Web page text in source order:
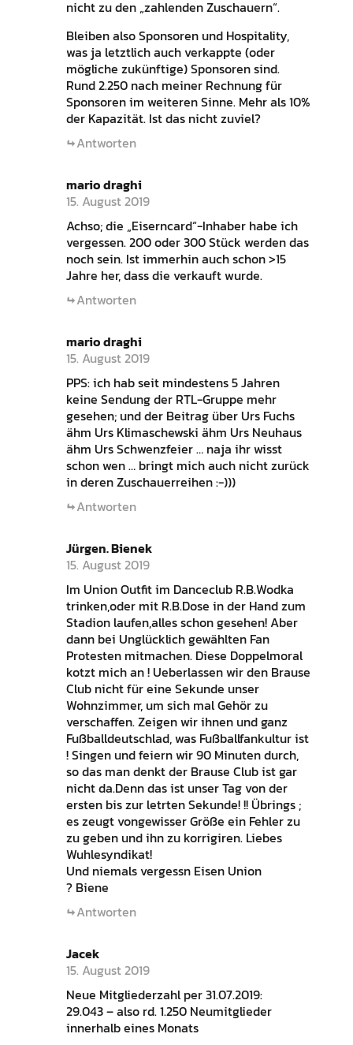
nicht zu den „zahlenden Zuschauern“.
Bleiben also Sponsoren und Hospitality,
was ja letztlich auch verkappte (oder
mögliche zukünftige) Sponsoren sind.
Rund 2.250 nach meiner Rechnung für
Sponsoren im weiteren Sinne. Mehr als 10%
der Kapazität. Ist das nicht zuviel?
Antworten
mario draghi
15. August 2019
Achso; die „Eiserncard“-Inhaber habe ich
vergessen. 200 oder 300 Stück werden das
noch sein. Ist immerhin auch schon >15
Jahre her, dass die verkauft wurde.
Antworten
mario draghi
15. August 2019
PPS: ich hab seit mindestens 5 Jahren
keine Sendung der RTL-Gruppe mehr
gesehen; und der Beitrag über Urs Fuchs
ähm Urs Klimaschewski ähm Urs Neuhaus
ähm Urs Schwenzfeier … naja ihr wisst
schon wen … bringt mich auch nicht zurück
in deren Zuschauerreihen :-)))
Antworten
Jürgen. Bienek
15. August 2019
Im Union Outfit im Danceclub R.B.Wodka
trinken,oder mit R.B.Dose in der Hand zum
Stadion laufen,alles schon gesehen! Aber
dann bei Unglücklich gewählten Fan
Protesten mitmachen. Diese Doppelmoral
kotzt mich an ! Ueberlassen wir den Brause
Club nicht für eine Sekunde unser
Wohnzimmer, um sich mal Gehör zu
verschaffen. Zeigen wir ihnen und ganz
Fußballdeutschlad, was Fußballfankultur ist
! Singen und feiern wir 90 Minuten durch,
so das man denkt der Brause Club ist gar
nicht da.Denn das ist unser Tag von der
ersten bis zur letrten Sekunde! !! Übrings ;
es zeugt vongewisser Größe ein Fehler zu
zu geben und ihn zu korrigiren. Liebes
Wuhlesyndikat!
Und niemals vergessn Eisen Union
? Biene
Antworten
Jacek
15. August 2019
Neue Mitgliederzahl per 31.07.2019:
29.043 – also rd. 1.250 Neumitglieder
innerhalb eines Monats